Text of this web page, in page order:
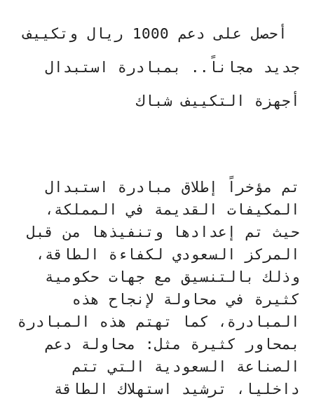
أحصل على دعم 1000 ريال وتكييف
جديد مجاناً.. بمبادرة استبدال
أجهزة التكييف شباك
تم مؤخراً إطلاق مبادرة استبدال
المكيفات القديمة في المملكة،
حيث تم إعدادها وتنفيذها من قبل
المركز السعودي لكفاءة الطاقة،
وذلك بالتنسيق مع جهات حكومية
كثيرة في محاولة لإنجاح هذه
المبادرة، كما تهتم هذه المبادرة
بمحاور كثيرة مثل: محاولة دعم
الصناعة السعودية التي تتم
داخليا، ترشيد استهلاك الطاقة